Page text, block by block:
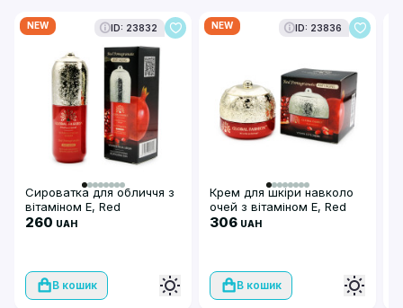
NEW ID: 23832
Сироватка для обличчя з
вітаміном E, Red
Pomegranate ANTI-AGING,
260 UAH
В кошик
NEW ID: 23836
Крем для шкіри навколо
очей з вітаміном E, Red
Pomegranate ANTI-AGING,
306 UAH
В кошик